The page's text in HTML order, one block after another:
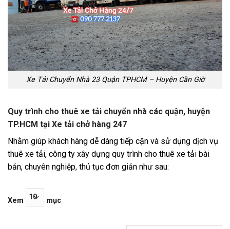
Xe Tải Chuyển Nhà 23 Quận TPHCM – Huyện Cần Giờ
Quy trình cho thuê xe tải chuyển nhà các quận, huyện
TP.HCM tại Xe tải chở hàng 247
Nhằm giúp khách hàng dễ dàng tiếp cận và sử dụng dịch vụ
thuê xe tải, công ty xây dựng quy trình cho thuê xe tải bài
bản, chuyên nghiệp, thủ tục đơn giản như sau:
Xem mục